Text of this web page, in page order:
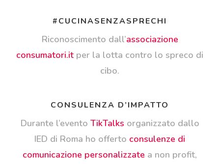
#CUCINASENZASPRECHI
Riconoscimento dall’associazione
consumatori.it per la lotta contro lo spreco di
cibo.
CONSULENZA D’IMPATTO
Durante l’evento TikTalks organizzato dallo
IED di Roma ho offerto consulenze di
comunicazione personalizzate a non profit,